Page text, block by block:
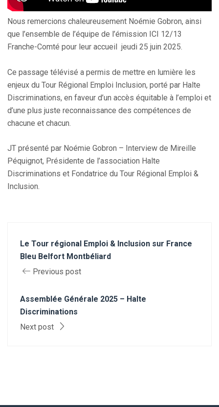
Nous remercions chaleureusement Noémie Gobron, ainsi
que l’ensemble de l’équipe de l’émission ICI 12/13
Franche-Comté pour leur accueil jeudi 25 juin 2025.
Ce passage télévisé a permis de mettre en lumière les
enjeux du Tour Régional Emploi Inclusion, porté par Halte
Discriminations, en faveur d’un accès équitable à l’emploi et
d’une plus juste reconnaissance des compétences de
chacune et chacun.
JT présenté par Noémie Gobron – Interview de Mireille
Péquignot, Présidente de l’association Halte
Discriminations et Fondatrice du Tour Régional Emploi &
Inclusion.
Le Tour régional Emploi & Inclusion sur France
Bleu Belfort Montbéliard
Previous post
Assemblée Générale 2025 – Halte
Discriminations
Next post